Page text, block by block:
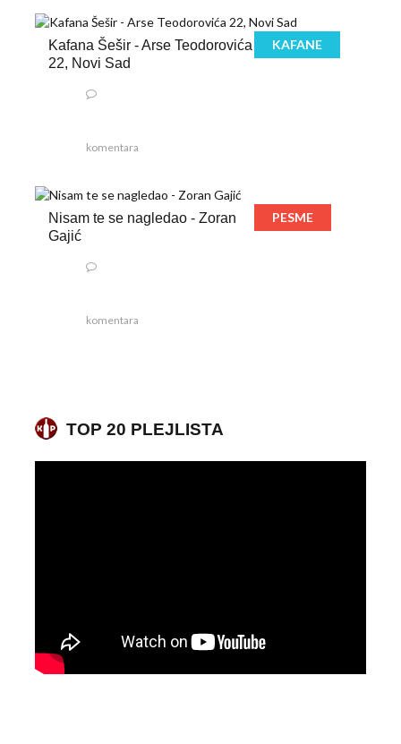
Kafana Šešir - Arse Teodorovića
22, Novi Sad
KAFANE
komentara
Nisam te se nagledao - Zoran
Gajić
PESME
komentara
TOP 20 PLEJLISTA